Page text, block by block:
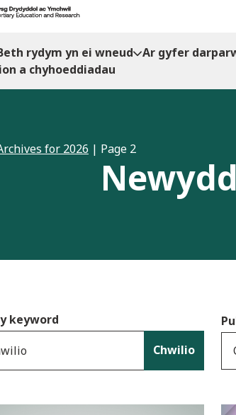
rydym yn ei wneud Ar gyfer
a chyhoeddiadau
for 2026 | Page 2
keyword
Chwilio